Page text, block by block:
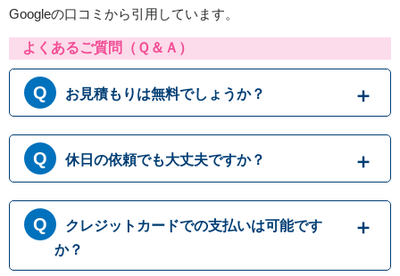
Googleの口コミから引用しています。
よくあるご質問（Ｑ＆Ａ）
お見積もりは無料でしょうか？
はい、まずは専門スタッフがお伺いし実際に目
で見て現場調査を行います。確認した内容を元
に、無料でお見積もりをご提示させていただき
ます。もしお見積り内容がご希望に沿わない場
合も、キャンセル料等は一切発生いたしませ
ん。お見積り内容にご納得・ご署名いただかな
ければ作業を行うことはございませんので、安
休日の依頼でも大丈夫ですか？
365日営業しております。休日、祝日、年末年
始いつでも対応可能です。それにかかる追加料
金は発生しません。ご安心ください。
クレジットカードでの支払いは可能です
か？